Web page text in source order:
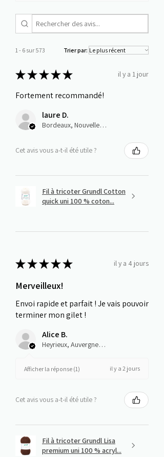
1 - 6 sur 573 Trier par:
★★★★★ il y a 1 jour
Fortement recommandé!
laure D.
Bordeaux, Nouvelle-Aquitaine
Cet avis vous a-t-il été utile ?
Fil à tricoter Grundl Cotton
quick uni 100 % coton...
★★★★★ il y a 4 jours
Merveilleux!
Envoi rapide et parfait ! Je vais pouvoir
terminer mon gilet !
Alice B.
Heyrieux, Auvergne-Rhône-Alpes
Afficher la réponse (1) il y a 2 jours
Cet avis vous a-t-il été utile ?
Fil à tricoter Grundl Lisa
premium uni 100 % acryl...